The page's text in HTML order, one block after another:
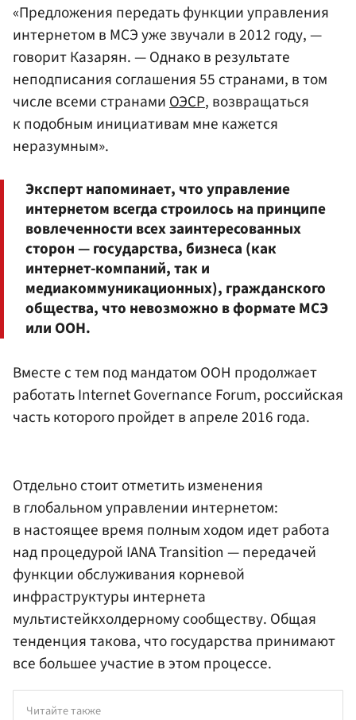
«Предложения передать функции управления
интернетом в МСЭ уже звучали в 2012 году, —
говорит Казарян. — Однако в результате
неподписания соглашения 55 странами, в том
числе всеми странами ОЭСР, возвращаться
к подобным инициативам мне кажется
неразумным».
Эксперт напоминает, что управление
интернетом всегда строилось на принципе
вовлеченности всех заинтересованных
сторон — государства, бизнеса (как
интернет-компаний, так и
медиакоммуникационных), гражданского
общества, что невозможно в формате МСЭ
или ООН.
Вместе с тем под мандатом ООН продолжает
работать Internet Governance Forum, российская
часть которого пройдет в апреле 2016 года.
Отдельно стоит отметить изменения
в глобальном управлении интернетом:
в настоящее время полным ходом идет работа
над процедурой IANA Transition — передачей
функции обслуживания корневой
инфраструктуры интернета
мультистейкхолдерному сообществу. Общая
тенденция такова, что государства принимают
все большее участие в этом процессе.
Читайте также